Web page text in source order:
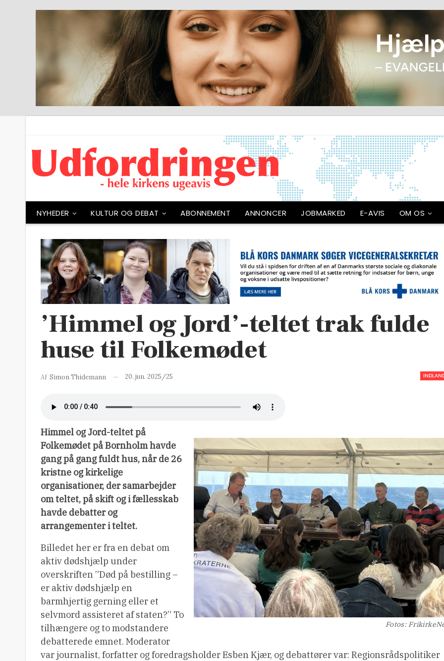
NYHEDER KULTUR OG DEBAT ABONNEMENT ANNONCER JOBMARKED E-AVIS OM OS
’Himmel og Jord’-teltet trak fulde
huse til Folkemødet
Af Simon Thidemann 20. jun. 2025/25
Fotos:
Himmel og Jord-teltet på
Folkemødet på Bornholm havde
gang på gang fuldt hus, når de 26
kristne og kirkelige
organisationer, der samarbejder
om teltet, på skift og i fællesskab
havde debatter og
arrangementer i teltet.
Billedet her er fra en debat om
aktiv dødshjælp under
overskriften ”Død på bestilling –
er aktiv dødshjælp en
barmhjertig gerning eller et
selvmord assisteret af staten?” To
tilhængere og to modstandere
debatterede emnet. Moderator
var journalist, forfatter og foredragsholder Esben Kjær, og debattører var: Regionsrådspolitiker